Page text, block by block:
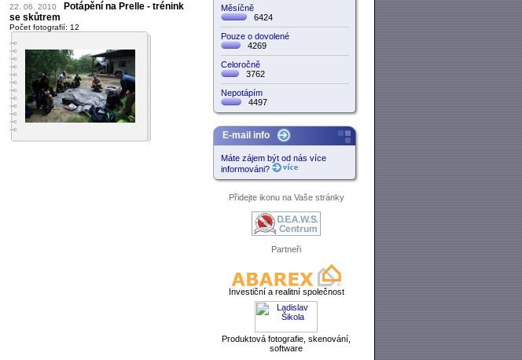
22. 06. 2010
Potápění na Prelle - trénink
se skůtrem
Počet fotografií: 12
Měsíčně
6424
Pouze o dovolené
4269
Celoročně
3762
Nepotápím
4497
E-mail info
Máte zájem být od nás více
informováni?
Přidejte ikonu na Vaše stránky
Partneři
Investiční a realitní společnost
Produktová fotografie, skenování,
software